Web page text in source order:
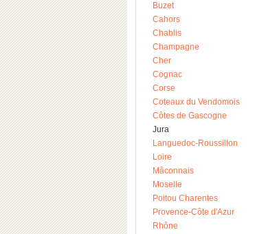
Buzet
Cahors
Chablis
Champagne
Cher
Cognac
Corse
Coteaux du Vendomois
Côtes de Gascogne
Jura
Languedoc-Roussillon
Loire
Mâconnais
Moselle
Poitou Charentes
Provence-Côte d'Azur
Rhône